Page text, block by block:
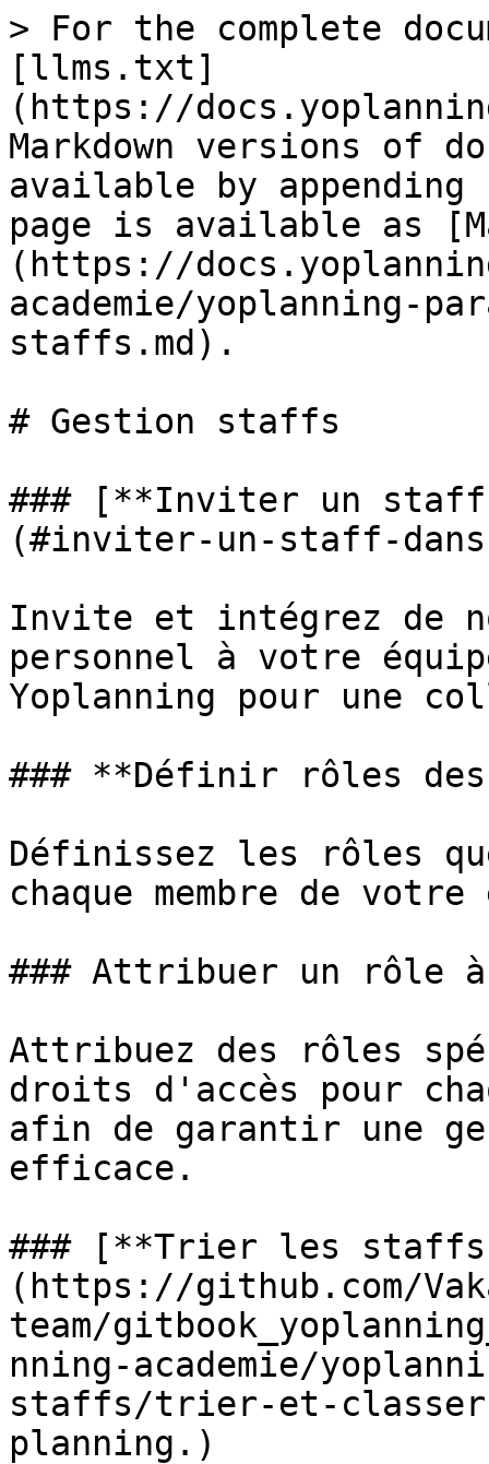
> For the complete
[llms.txt]
(https://
Markdown versions of
available by
page is available as
(https://
academie/yoplanning-
staffs.md).
# Gestion staffs
### [**Inviter un staff
(#inviter-un-staff-
Invite et intégrez de
personnel à votre
Yoplanning pour une
### **Définir rôles
Définissez les rôles
chaque membre de
### Attribuer un rôle
Attribuez des rôles
droits d'accès pour
afin de garantir une
efficace.
### [**Trier les
(https://github.com/
team/
nning-academie/
staffs/trier-et-
planning.)